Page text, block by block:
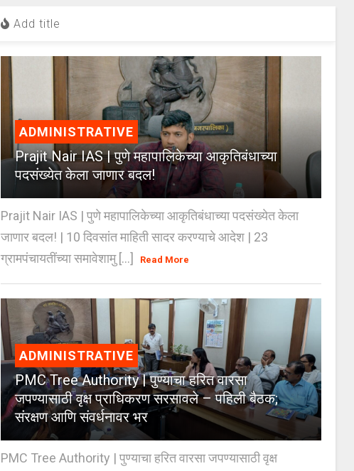
Add title
ADMINISTRATIVE
Prajit Nair IAS | पुणे महापालिकेच्या आकृतिबंधाच्या
पदसंख्येत केला जाणार बदल!
Prajit Nair IAS | पुणे महापालिकेच्या आकृतिबंधाच्या पदसंख्येत केला
जाणार बदल! | 10 दिवसांत माहिती सादर करण्याचे आदेश | 23
ग्रामपंचायतींच्या समावेशामु [...]
Read More
ADMINISTRATIVE
PMC Tree Authority | पुण्याचा हरित वारसा
जपण्यासाठी वृक्ष प्राधिकरण सरसावले – पहिली बैठक;
संरक्षण आणि संवर्धनावर भर
PMC Tree Authority | पुण्याचा हरित वारसा जपण्यासाठी वृक्ष